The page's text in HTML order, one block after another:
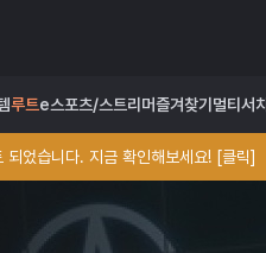
루트e스포츠/스트리머즐겨찾기 멀티서치
었습니다. 지금 확인해보세요! [클릭]